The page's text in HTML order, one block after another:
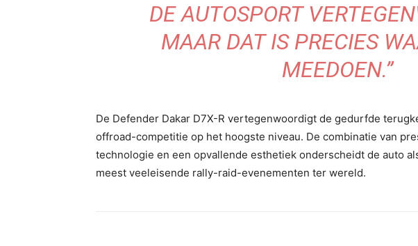
DE AUTOSPORT
MAAR DAT IS PRECIES
MEEDOEN.”
De Defender Dakar D7X-R vertegenwoordigt de gedurfde
offroad-competitie op het hoogste niveau. De combinatie van
technologie en een opvallende esthetiek onderscheidt de auto
meest veeleisende rally-raid-evenementen ter wereld.